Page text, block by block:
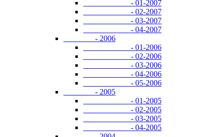
- 01-2007
- 02-2007
- 03-2007
- 04-2007
- 2006
- 01-2006
- 02-2006
- 03-2006
- 04-2006
- 05-2006
- 2005
- 01-2005
- 02-2005
- 03-2005
- 04-2005